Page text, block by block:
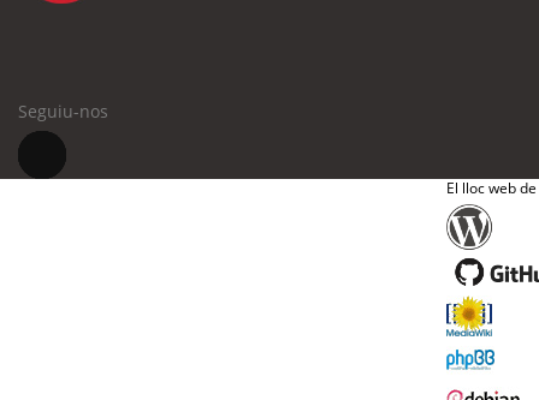
Seguiu-nos
El lloc web